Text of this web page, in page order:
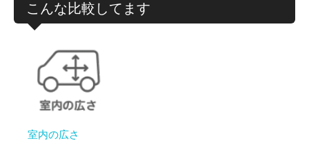
こんな比較してます
室内の広さ